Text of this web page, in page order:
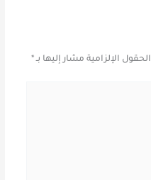
الحقول الإلزامية مشار إليها بـ*